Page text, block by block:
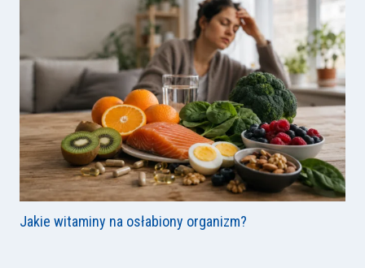
Jakie witaminy na osłabiony organizm?